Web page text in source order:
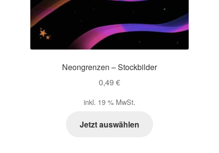
Versandarten
Vertrag widerrufen
WiderrufsbelehrungNeongrenzen – Stockbilder
0,49 €
inkl. 19 % MwSt.
Jetzt auswählen